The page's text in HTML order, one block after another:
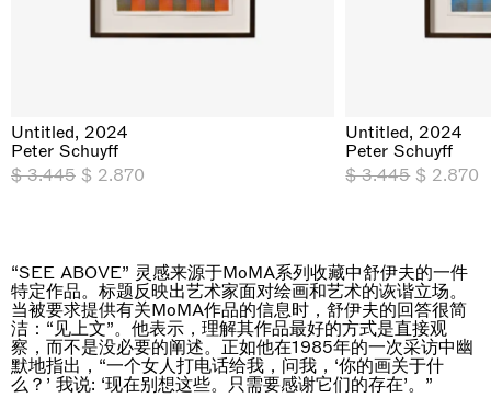
Untitled, 2024
Peter Schuyff
$ 3.445 $ 2.870
Untitled, 2024
Peter Schuyff
$ 3.445$ 2.870
“SEE ABOVE” 灵感来源于MoMA系列收藏中舒伊夫的一件
特定作品。标题反映出艺术家面对绘画和艺术的诙谐立场。
当被要求提供有关MoMA作品的信息时，舒伊夫的回答很简
洁：“见上文”。他表示，理解其作品最好的方式是直接观
察，而不是没必要的阐述。正如他在1985年的一次采访中幽
默地指出，“一个女人打电话给我，问我，‘你的画关于什
么？’ 我说: ‘现在别想这些。只需要感谢它们的存在’。”
25.06.2026 | 21.08.2026
Daisy Dodd-Noble